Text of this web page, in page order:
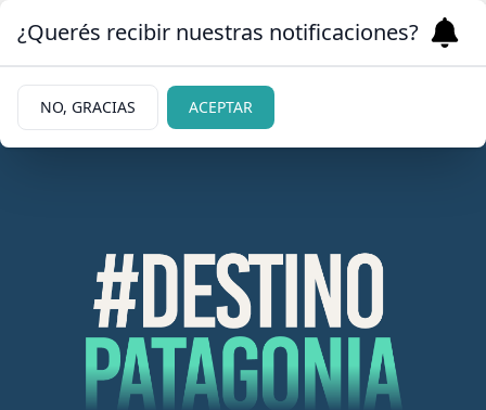
¿Querés recibir nuestras notificaciones?
NO, GRACIAS ACEPTAR